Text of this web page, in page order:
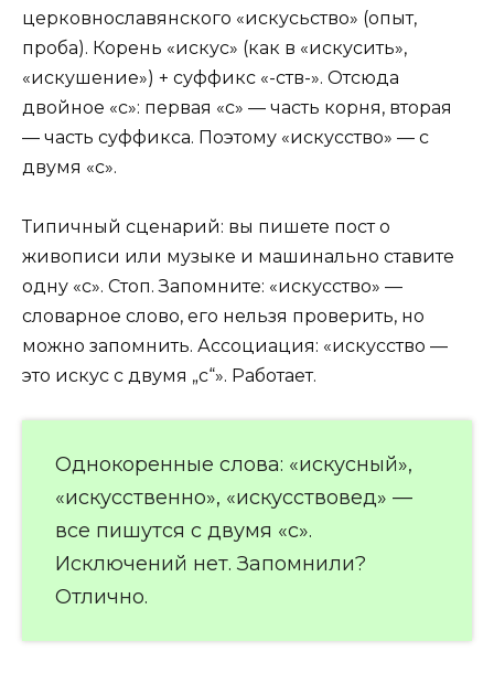
церковнославянского «искусьство» (опыт,
проба). Корень «искус» (как в «искусить»,
«искушение») + суффикс «-ств-». Отсюда
двойное «с»: первая «с» — часть корня, вторая
— часть суффикса. Поэтому «искусство» — с
двумя «с».
Типичный сценарий: вы пишете пост о
живописи или музыке и машинально ставите
одну «с». Стоп. Запомните: «искусство» —
словарное слово, его нельзя проверить, но
можно запомнить. Ассоциация: «искусство —
это искус с двумя „с“». Работает.
Однокоренные слова: «искусный»,
«искусственно», «искусствовед» —
все пишутся с двумя «с».
Исключений нет. Запомнили?
Отлично.